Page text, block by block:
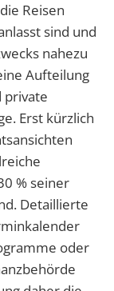
Reisen
sind und
nahezu
Aufteilung
private
Erst kürzlich
% seiner
Detaillierte
oder